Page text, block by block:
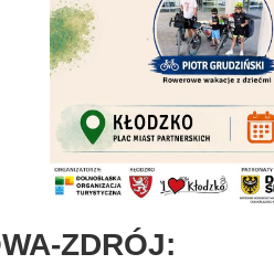
ZDRÓJ: